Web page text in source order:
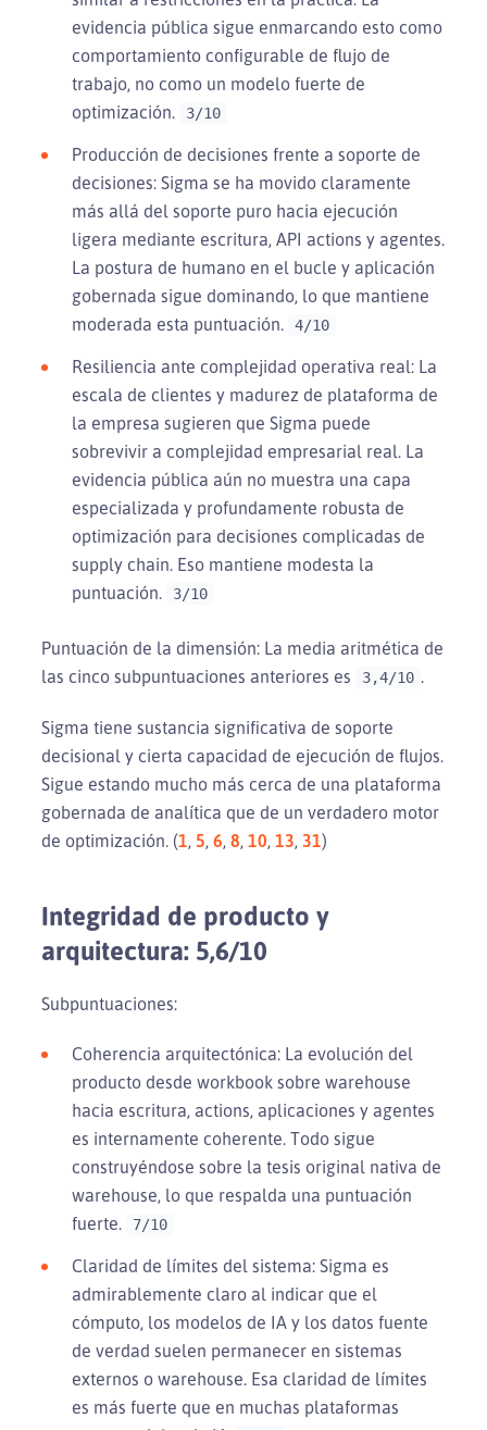
evidencia pública sigue enmarcando esto como
comportamiento configurable de flujo de
trabajo, no como un modelo fuerte de
optimización.
3/10
Producción de decisiones frente a soporte de
decisiones: Sigma se ha movido claramente
más allá del soporte puro hacia ejecución
ligera mediante escritura, API actions y agentes.
La postura de humano en el bucle y aplicación
gobernada sigue dominando, lo que mantiene
moderada esta puntuación.
4/10
Resiliencia ante complejidad operativa real: La
escala de clientes y madurez de plataforma de
la empresa sugieren que Sigma puede
sobrevivir a complejidad empresarial real. La
evidencia pública aún no muestra una capa
especializada y profundamente robusta de
optimización para decisiones complicadas de
supply chain. Eso mantiene modesta la
puntuación.
3/10
Puntuación de la dimensión: La media aritmética de
las cinco subpuntuaciones anteriores es
3,4/10 .
Sigma tiene sustancia significativa de soporte
decisional y cierta capacidad de ejecución de flujos.
Sigue estando mucho más cerca de una plataforma
gobernada de analítica que de un verdadero motor
de optimización. (1, 5, 6, 8, 10, 13, 31)
Integridad de producto y
arquitectura: 5,6/10
Subpuntuaciones:
Coherencia arquitectónica: La evolución del
producto desde workbook sobre warehouse
hacia escritura, actions, aplicaciones y agentes
es internamente coherente. Todo sigue
construyéndose sobre la tesis original nativa de
warehouse, lo que respalda una puntuación
fuerte.
7/10
Claridad de límites del sistema: Sigma es
admirablemente claro al indicar que el
cómputo, los modelos de IA y los datos fuente
de verdad suelen permanecer en sistemas
externos o warehouse. Esa claridad de límites
es más fuerte que en muchas plataformas